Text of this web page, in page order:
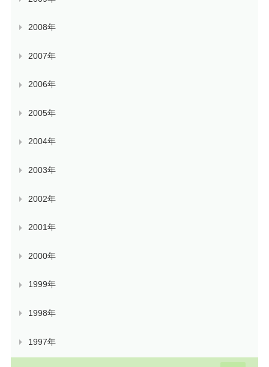
2008年
2007年
2006年
2005年
2004年
2003年
2002年
2001年
2000年
1999年
1998年
1997年